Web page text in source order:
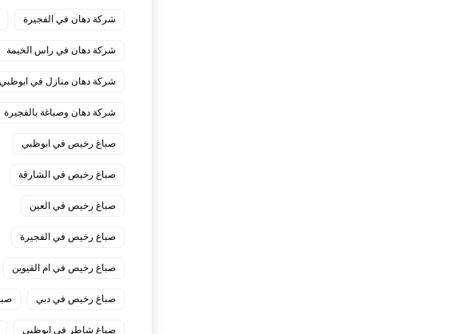
شركة دهان في الفجيرة
شركة دهان في راس الخيمة
شركة دهان منازل في ابوظبي
شركة دهان وصباغة بالفجيرة
صباغ رخيص في ابوظبي
صباغ رخيص في الشارقة
صباغ رخيص في العين
صباغ رخيص في الفجيرة
صباغ رخيص في ام القيوين
صباغ رخيص في دبي
صباغ شاطر في ابوظبي